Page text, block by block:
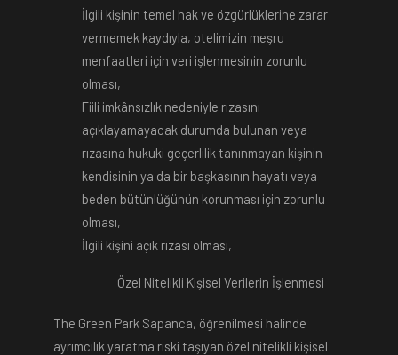
İlgili kişinin temel hak ve özgürlüklerine zarar
vermemek kaydıyla, otelimizin meşru
menfaatleri için veri işlenmesinin zorunlu
olması,
Fiili imkânsızlık nedeniyle rızasını
açıklayamayacak durumda bulunan veya
rızasına hukuki geçerlilik tanınmayan kişinin
kendisinin ya da bir başkasının hayatı veya
beden bütünlüğünün korunması için zorunlu
olması,
İlgili kişini açık rızası olması,
Özel Nitelikli Kişisel Verilerin İşlenmesi
The Green Park Sapanca, öğrenilmesi halinde
ayrımcılık yaratma riski taşıyan özel nitelikli kişisel